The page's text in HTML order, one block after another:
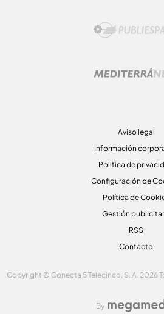
Aviso legal
Información
Politica de
Configuración de
Política de
Gestión
RSS
Contacto
Copyright © Conecta 5 Telecinco, S. A. 2026
By